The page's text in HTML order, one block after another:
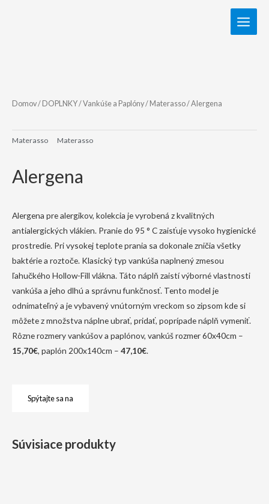
Domov/ DOPLNKY/Vankúše a Paplóny/ Materasso/ Alergena
Materasso Materasso
Alergena
Alergena pre alergikov, kolekcia je vyrobená z kvalitných
antialergických vlákien. Pranie do 95 ° C zaisťuje vysoko hygienické
prostredie. Pri vysokej teplote prania sa dokonale zničia všetky
baktérie a roztoče. Klasický typ vankúša naplnený zmesou
ľahučkého Hollow-Fill vlákna. Táto náplň zaistí výborné vlastnosti
vankúša a jeho dlhú a správnu funkčnosť. Tento model je
odnímateľný a je vybavený vnútorným vreckom so zipsom kde si
môžete z množstva náplne ubrať, pridať, poprípade náplň vymeniť.
Rôzne rozmery vankúšov a paplónov, vankúš rozmer 60x40cm –
15,70€, paplón 200x140cm – 47,10€.
Spýtajte sa na
Súvisiace produkty